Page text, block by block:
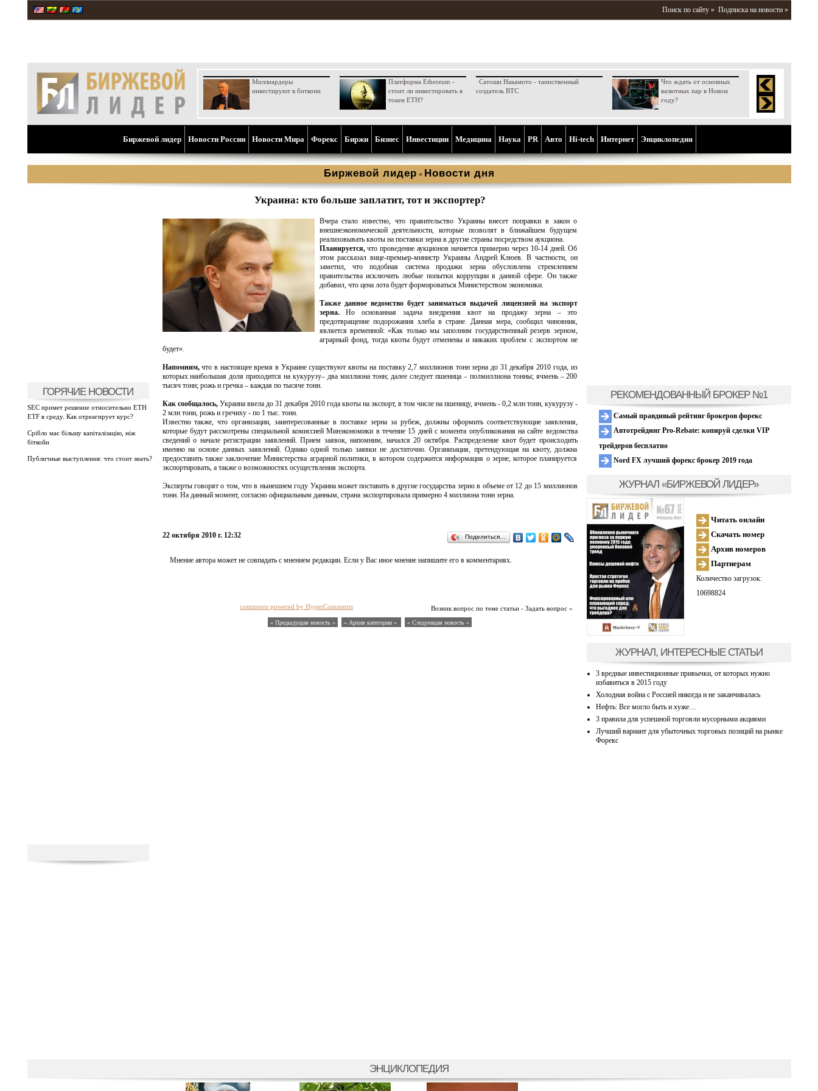
Поиск по сайту » Подписка на новости »
Миллиардеры
инвестируют в биткоин
Платформа Ethereum -
стоит ли инвестировать в
токен ETH?
Сатоши Накамото - таинственный
создатель BTC
Что ждать от основных
валютных пар в Новом
году?
Биржевой лидер Новости России Новости Мира Форекс Биржи Бизнес Инвестиции Медицина Наука PR Aвто Hi-tech Интернет Энциклопедия
Биржевой лидер » Новости дня
ГОРЯЧИЕ НОВОСТИ
SEC примет решение относительно ETH
ETF в среду. Как отреагирует курс?
Срібло має більшу капіталізацію, ніж
біткойн
Публичные выступления: что стоит знать?
Украина: кто больше заплатит, тот и экспортер?
Вчера стало известно, что правительство Украины внесет поправки в закон о
внешнеэкономической деятельности, которые позволят в ближайшем будущем
реализовывать квоты на поставки зерна в другие страны посредством аукциона.
Планируется,что проведение аукционов начнется примерно через 10-14 дней. Об
этом рассказал вице-премьер-министр Украины Андрей Клюев. В частности, он
заметил, что подобная система продажи зерна обусловлена стремлением
правительства исключить любые попытки коррупции в данной сфере. Он также
добавил, что цена лота будет формироваться Министерством экономики.
Также данное ведомство будет заниматься выдачей лицензией на экспорт
зерна.Но основанная задача внедрения квот на продажу зерна – это
предотвращение подорожания хлеба в стране. Данная мера, сообщил чиновник,
является временной: «Как только мы заполним государственный резерв зерном,
аграрный фонд, тогда квоты будут отменены и никаких проблем с экспортом не
будет».
Напомним,что в настоящее время в Украине существуют квоты на поставку 2,7 миллионов тонн зерна до 31 декабря 2010 года, из
которых наибольшая доля приходится на кукурузу– два миллиона тонн; далее следует пшеница – полмиллиона тонны; ячмень – 200
тысяч тонн; рожь и гречка – каждая по тысяче тонн.
Как сообщалось,Украина ввела до 31 декабря 2010 года квоты на экспорт, в том числе на пшеницу, ячмень - 0,2 млн тонн, кукурузу -
2 млн тонн, рожь и гречиху - по 1 тыс. тонн.
Известно также, что организации, заинтересованные в поставке зерна за рубеж, должны оформить соответствующие заявления,
которые будут рассмотрены специальной комиссией Минэкономики в течение 15 дней с момента опубликования на сайте ведомства
сведений о начале регистрации заявлений. Прием заявок, напомним, начался 20 октября. Распределение квот будет происходить
именно на основе данных заявлений. Однако одной только заявки не достаточно. Организация, претендующая на квоту, должна
предоставить также заключение Министерства аграрной политики, в котором содержится информация о зерне, которое планируется
экспортировать, а также о возможностях осуществления экспорта.
Эксперты говорят о том, что в нынешнем году Украина может поставить в другие государства зерно в объеме от 12 до 15 миллионов
тонн. На данный момент, согласно официальным данным, страна экспортировала примерно 4 миллиона тонн зерна.
22 октября 2010 г. 12:32 Поделиться…
Мнение автора может не совпадать с мнением редакции. Если у Вас иное мнение напишите его в комментариях.
Возник вопрос по теме статьи - Задать вопрос »
comments powered by HyperComments
« Предыдущая новость « » Архив категории « » Следующая новость »
РЕКОМЕНДОВАННЫЙ БРОКЕР №1
Самый правдивый рейтинг брокеров форекс
Автотрейдинг Pro-Rebate: копируй сделки VIP
трейдеров бесплатно
Nord FX лучший форекс брокер 2019 года
ЖУРНАЛ «БИРЖЕВОЙ ЛИДЕР»
Читать онлайн
Скачать номер
Архив номеров
Партнерам
Количество загрузок:
10698824
ЖУРНАЛ, ИНТЕРЕСНЫЕ СТАТЬИ
3 вредные инвестиционные привычки, от которых нужно
избавиться в 2015 году
Холодная война с Россией никогда и не заканчивалась
Нефть: Все могло быть и хуже…
3 правила для успешной торговли мусорными акциями
Лучший вариант для убыточных торговых позиций на рынке
Форекс
ЭНЦИКЛОПЕДИЯ